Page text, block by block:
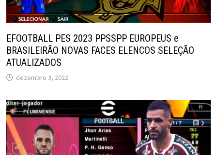
EFOOTBALL PES 2023 PPSSPP EUROPEUS e
BRASILEIRÃO NOVAS FACES ELENCOS SELEÇÃO
ATUALIZADOS
dezembro 3, 2022